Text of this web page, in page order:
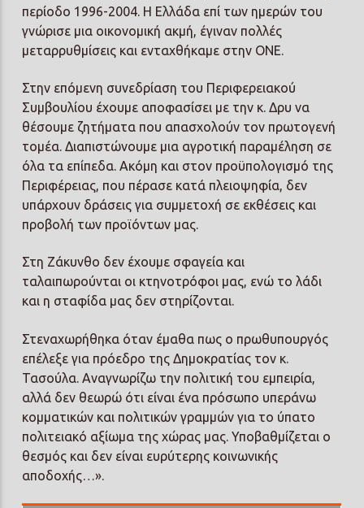
περίοδο 1996-2004. Η Ελλάδα επί των ημερών του
γνώρισε μια οικονομική ακμή, έγιναν πολλές
μεταρρυθμίσεις και ενταχθήκαμε στην ΟΝΕ.
Στην επόμενη συνεδρίαση του Περιφερειακού
Συμβουλίου έχουμε αποφασίσει με την κ. Δρυ να
θέσουμε ζητήματα που απασχολούν τον πρωτογενή
τομέα. Διαπιστώνουμε μια αγροτική παραμέληση σε
όλα τα επίπεδα. Ακόμη και στον προϋπολογισμό της
Περιφέρειας, που πέρασε κατά πλειοψηφία, δεν
υπάρχουν δράσεις για συμμετοχή σε εκθέσεις και
προβολή των προϊόντων μας.
Στη Ζάκυνθο δεν έχουμε σφαγεία και
ταλαιπωρούνται οι κτηνοτρόφοι μας, ενώ το λάδι
και η σταφίδα μας δεν στηρίζονται.
Στεναχωρήθηκα όταν έμαθα πως ο πρωθυπουργός
επέλεξε για πρόεδρο της Δημοκρατίας τον κ.
Τασούλα. Αναγνωρίζω την πολιτική του εμπειρία,
αλλά δεν θεωρώ ότι είναι ένα πρόσωπο υπεράνω
κομματικών και πολιτικών γραμμών για το ύπατο
πολιτειακό αξίωμα της χώρας μας. Υποβαθμίζεται ο
θεσμός και δεν είναι ευρύτερης κοινωνικής
αποδοχής…».